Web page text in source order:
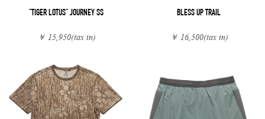
"TIGER LOTUS" JOURNEY SS
￥ 15,950(tax in)
BLESS UP TRAIL
￥ 16,500(tax in)